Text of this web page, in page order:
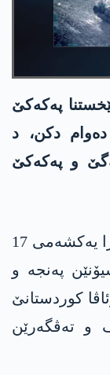
په‌كه‌كێ
دكن، د
یه‌په‌گێ و په‌كه‌كێ
ل گۆری ئاژانسا ئه‌نادۆلویێ ئیرۆ رۆژا یه‌كشه‌می 17
په‌نجه‌ و
كوردستانێ
و ته‌ڤگه‌رێن